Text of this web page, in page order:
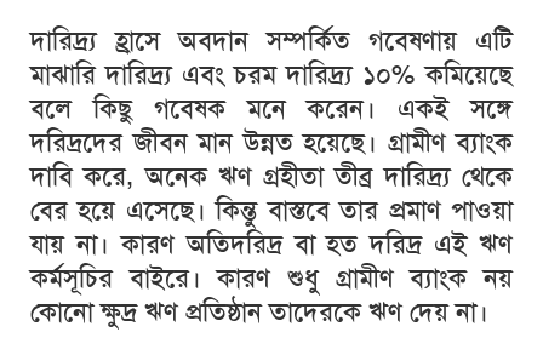
দারিদ্র্য হ্রাসে অবদান সম্পর্কিত গবেষণায় এটি
মাঝারি দারিদ্র্য এবং চরম দারিদ্র্য ১০%কমিয়েছে
বলে
কিছু গবেষক মনে করেন। একই
সঙ্গে
দরিদ্রদের জীবন মান উন্নত হয়েছে। গ্রামীণ ব্যাংক
দাবি করে,অনেক ঋণ গ্রহীতা তীব্র দারিদ্র্য থেকে
বের হয়ে এসেছে। কিন্তু বাস্তবে তার প্রমাণ পাওয়া
যায় না। কারণ অতিদরিদ্র বা হত দরিদ্র এই ঋণ
কর্মসূচির বাইরে। কারণ শুধু গ্রামীণ ব্যাংক নয়
কোনো ক্ষুদ্র ঋণ প্রতিষ্ঠান তাদেরকে ঋণ দেয় না।